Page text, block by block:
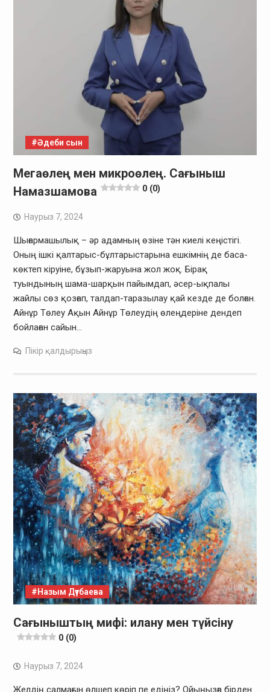
#Әдеби сын
Мегаөлең мен микроөлең. Сағыныш
Намазшамова
0 (0)
Наурыз 7, 2024
Шығармашылық – әр адамның өзіне тән киелі кеңістігі.
Оның ішкі қалтарыс-бұлтарыстарына ешкімнің де баса-
көктеп кіруіне, бұзып-жаруына жол жоқ. Бірақ
туындының шама-шарқын пайымдап, әсер-ықпалы
жайлы сөз қозғап, талдап-таразылау қай кезде де болған.
Айнұр Төлеу Ақын Айнұр Төлеудің өлеңдеріне дендеп
бойлаған сайын…
Пікір қалдырыңыз
#Назым Дүтбаева
Сағыныштың мифі: илану мен түйсіну
0 (0)
Наурыз 7, 2024
Желдің салмағын өлшеп көріп пе едіңіз? Ойыңызға бірден